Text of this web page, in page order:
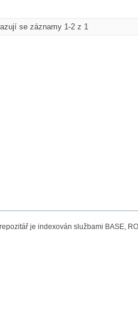
se záznamy 1-2 z 1
je indexován službami BASE,